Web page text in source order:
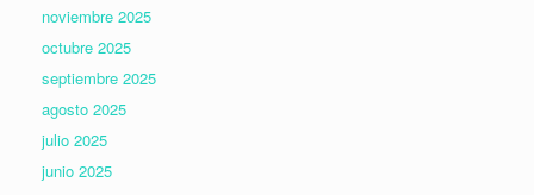
noviembre 2025
octubre 2025
septiembre 2025
agosto 2025
julio 2025
junio 2025